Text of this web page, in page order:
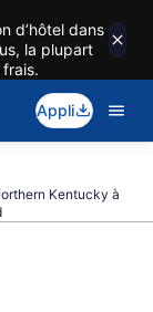
d’hôtel dans
la plupart
Appli
Kentucky à